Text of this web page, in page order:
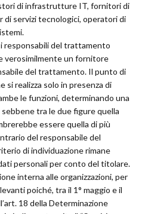
di infrastrutture IT, fornitori di
servizi tecnologici, operatori di
responsabili del trattamento
verosimilmente un fornitore
del trattamento. Il punto di
realizza solo in presenza di
le funzioni, determinando una
tra le due figure quella
essere quella di più
del responsabile del
di individuazione rimane
personali per conto del titolare.
interna alle organizzazioni, per
poiché, tra il 1° maggio e il
18 della Determinazione